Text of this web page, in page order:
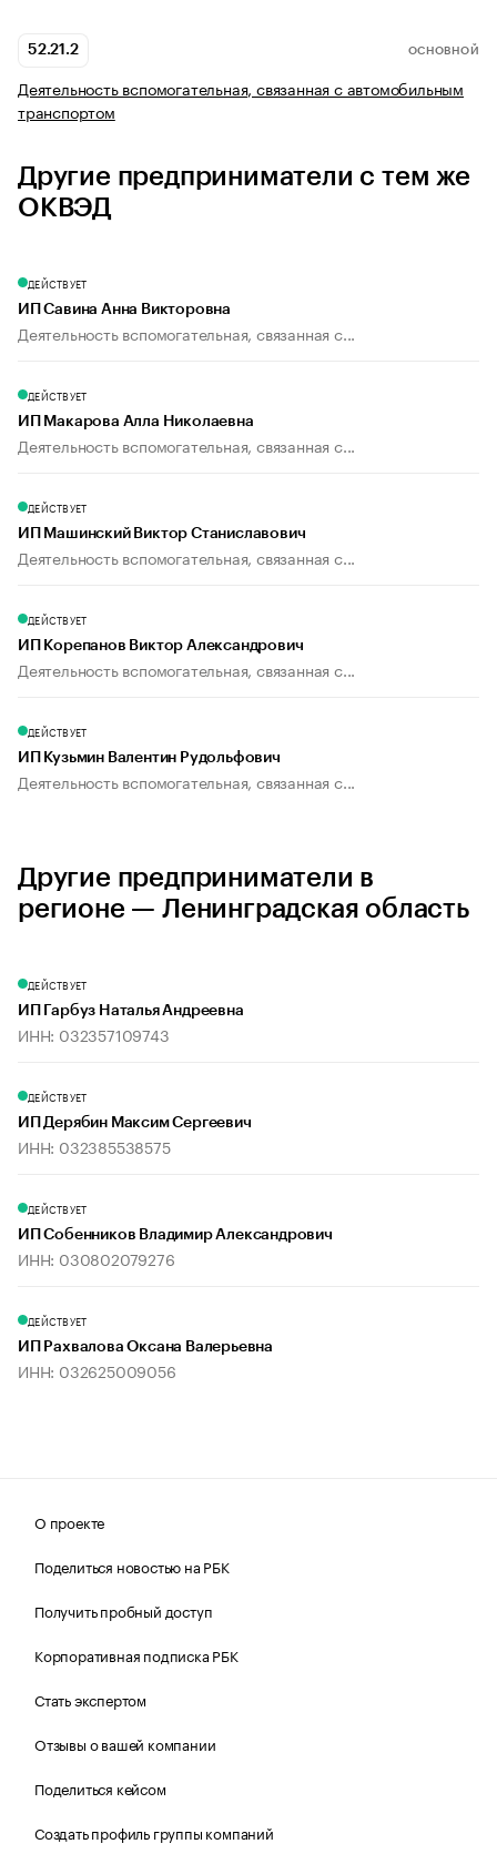
52.21.2 ОСНОВНОЙ
Деятельность вспомогательная, связанная с автомобильным
транспортом
Другие предприниматели с тем же
ОКВЭД
ДЕЙСТВУЕТ
ИП Савина Анна Викторовна
Деятельность вспомогательная, связанная с...
ДЕЙСТВУЕТ
ИП Макарова Алла Николаевна
Деятельность вспомогательная, связанная с...
ДЕЙСТВУЕТ
ИП Машинский Виктор Станиславович
Деятельность вспомогательная, связанная с...
ДЕЙСТВУЕТ
ИП Корепанов Виктор Александрович
Деятельность вспомогательная, связанная с...
ДЕЙСТВУЕТ
ИП Кузьмин Валентин Рудольфович
Деятельность вспомогательная, связанная с...
Другие предприниматели в
регионе — Ленинградская область
ДЕЙСТВУЕТ
ИП Гарбуз Наталья Андреевна
ИНН: 032357109743
ДЕЙСТВУЕТ
ИП Дерябин Максим Сергеевич
ИНН: 032385538575
ДЕЙСТВУЕТ
ИП Собенников Владимир Александрович
ИНН: 030802079276
ДЕЙСТВУЕТ
ИП Рахвалова Оксана Валерьевна
ИНН: 032625009056
О проекте
Поделиться новостью на РБК
Получить пробный доступ
Корпоративная подписка РБК
Стать экспертом
Отзывы о вашей компании
Поделиться кейсом
Создать профиль группы компаний